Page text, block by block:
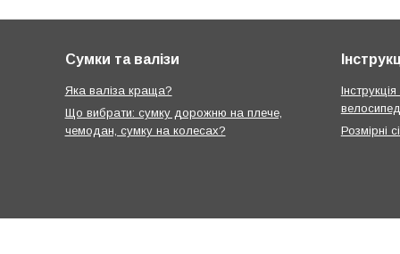
Сумки та валізи
Яка валіза краща?
Що вибрати: сумку дорожню на плече,
чемодан, сумку на колесах?
Розмірні